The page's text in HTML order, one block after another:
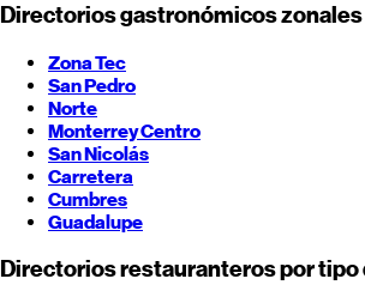
Directorios gastronómicos zonales
Zona Tec
San Pedro
Norte
MonterreyCentro
San Nicolás
Carretera
Cumbres
Guadalupe
Directorios restauranteros por tipo